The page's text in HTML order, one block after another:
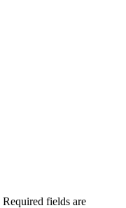
Required fields are